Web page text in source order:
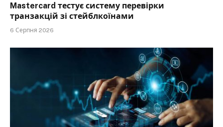
Mastercard тестує систему перевірки
транзакцій зі стейблкоїнами
6 Серпня 2026